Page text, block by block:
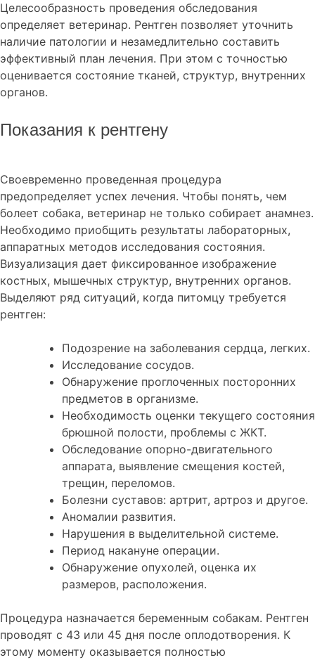
Целесообразность проведения обследования
определяет ветеринар. Рентген позволяет уточнить
наличие патологии и незамедлительно составить
эффективный план лечения. При этом с точностью
оценивается состояние тканей, структур, внутренних
органов.
Показания к рентгену
Своевременно проведенная процедура
предопределяет успех лечения. Чтобы понять, чем
болеет собака, ветеринар не только собирает анамнез.
Необходимо приобщить результаты лабораторных,
аппаратных методов исследования состояния.
Визуализация дает фиксированное изображение
костных, мышечных структур, внутренних органов.
Выделяют ряд ситуаций, когда питомцу требуется
рентген:
Подозрение на заболевания сердца, легких.
Исследование сосудов.
Обнаружение проглоченных посторонних
предметов в организме.
Необходимость оценки текущего состояния
брюшной полости, проблемы с ЖКТ.
Обследование опорно-двигательного
аппарата, выявление смещения костей,
трещин, переломов.
Болезни суставов: артрит, артроз и другое.
Аномалии развития.
Нарушения в выделительной системе.
Период накануне операции.
Обнаружение опухолей, оценка их
размеров, расположения.
Процедура назначается беременным собакам. Рентген
проводят с 43 или 45 дня после оплодотворения. К
этому моменту оказывается полностью